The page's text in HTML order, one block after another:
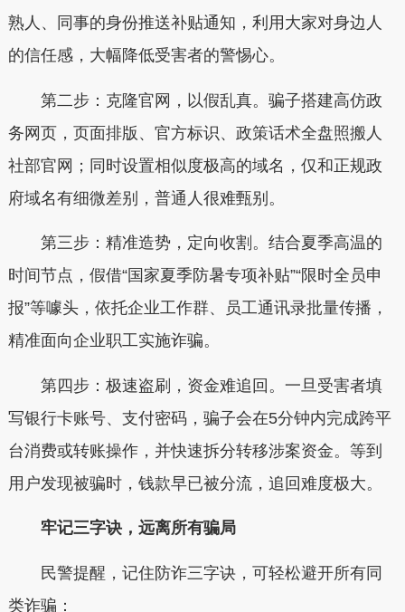
熟人、同事的身份推送补贴通知，利用大家对身边人
的信任感，大幅降低受害者的警惕心。
第二步：克隆官网，以假乱真。骗子搭建高仿政
务网页，页面排版、官方标识、政策话术全盘照搬人
社部官网；同时设置相似度极高的域名，仅和正规政
府域名有细微差别，普通人很难甄别。
第三步：精准造势，定向收割。结合夏季高温的
时间节点，假借“国家夏季防暑专项补贴”“限时全员申
报”等噱头，依托企业工作群、员工通讯录批量传播，
精准面向企业职工实施诈骗。
第四步：极速盗刷，资金难追回。一旦受害者填
写银行卡账号、支付密码，骗子会在5分钟内完成跨平
台消费或转账操作，并快速拆分转移涉案资金。等到
用户发现被骗时，钱款早已被分流，追回难度极大。
牢记三字诀，远离所有骗局
民警提醒，记住防诈三字诀，可轻松避开所有同
类诈骗：